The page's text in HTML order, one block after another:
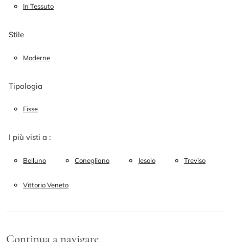
In Tessuto
Stile
Moderne
Tipologia
Fisse
I più visti a :
Belluno Conegliano Jesolo Treviso
Vittorio Veneto
Continua a navigare